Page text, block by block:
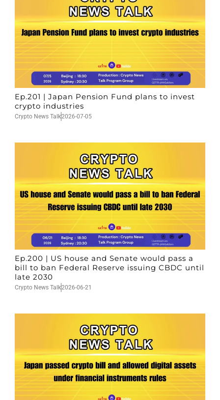
Ep.201 | Japan Pension Fund plans to invest
crypto industries
Crypto News Talk2026-07-05
Ep.200 | US house and Senate would pass a
bill to ban Federal Reserve issuing CBDC until
late 2030
Crypto News Talk2026-06-21